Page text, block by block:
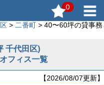
0
> 二番町 > 40〜60坪の貸事務
千代田区)
フィス一覧
【2026/08/07更新】